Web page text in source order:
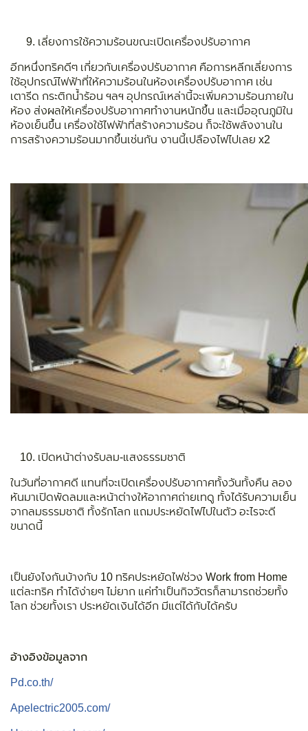
เลี่ยงการใช้ความร้อนขณะเปิดเครื่องปรับอากาศ
อีกหนึ่งทริคดีๆ เกี่ยวกับเครื่องปรับอากาศ คือการหลีกเลี่ยงการ
ใช้อุปกรณ์ไฟฟ้าที่ให้ความร้อนในห้องเครื่องปรับอากาศ เช่น
เตารีด กระติกน้ำร้อน ฯลฯ อุปกรณ์เหล่านี้จะเพิ่มความร้อนภายใน
ห้อง ส่งผลให้เครื่องปรับอากาศทำงานหนักขึ้น และเมื่ออุณภูมิใน
ห้องเย็นขึ้น เครื่องใช้ไฟฟ้าที่สร้างความร้อน ก็จะใช้พลังงานใน
การสร้างความร้อนมากขึ้นเช่นกัน งานนี้เปลืองไฟไปเลย x2
เปิดหน้าต่างรับลม-แสงธรรมชาติ
ในวันที่อากาศดี แทนที่จะเปิดเครื่องปรับอากาศทั้งวันทั้งคืน ลอง
หันมาเปิดพัดลมและหน้าต่างให้อากาศถ่ายเทดู ทั้งได้รับความเย็น
จากลมธรรมชาติ ทั้งรักโลก แถมประหยัดไฟไปในตัว อะไรจะดี
ขนาดนี้
เป็นยังไงกันบ้างกับ 10 ทริคประหยัดไฟช่วง Work from Home
แต่ละทริค ทำได้ง่ายๆ ไม่ยาก แค่ทำเป็นกิจวัตรก็สามารถช่วยทั้ง
โลก ช่วยทั้งเรา ประหยัดเงินได้อีก มีแต่ได้กับได้ครับ
อ้างอิงข้อมูลจาก
Pd.co.th/
Apelectric2005.com/